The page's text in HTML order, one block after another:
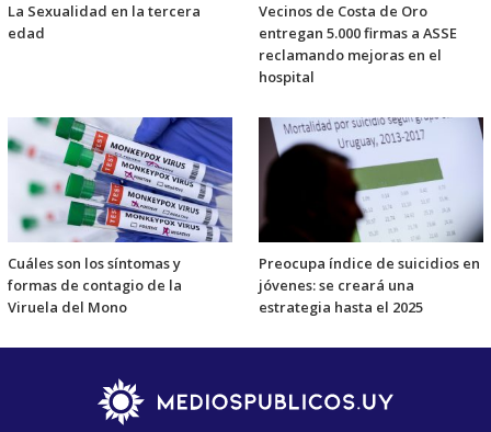
La Sexualidad en la tercera
edad
Vecinos de Costa de Oro
entregan 5.000 firmas a ASSE
reclamando mejoras en el
hospital
Cuáles son los síntomas y
formas de contagio de la
Viruela del Mono
Preocupa índice de suicidios en
jóvenes: se creará una
estrategia hasta el 2025